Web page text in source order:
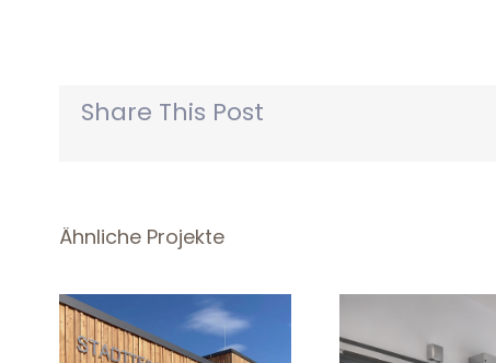
Share This Post
Ähnliche Projekte